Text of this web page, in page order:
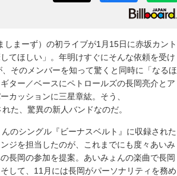
まーず）の初ライブが1月15日に赤坂カント
てほしい」。年明けすぐにそんな依頼を受け
そのメンバーを知って驚くと同時に「なるほ
ター／ベースにペトロールズの長岡亮介とア
カッションに三星章紘。そう、
た、驚異の新人バンドなのだ。
のシングル『ビーナスベルト』に収録された
ジを担当したのが、これまでにも度々あいみ
長岡の参加を提案。あいみょんの楽曲で長岡
して、11月には長岡がパーソナリティを務め